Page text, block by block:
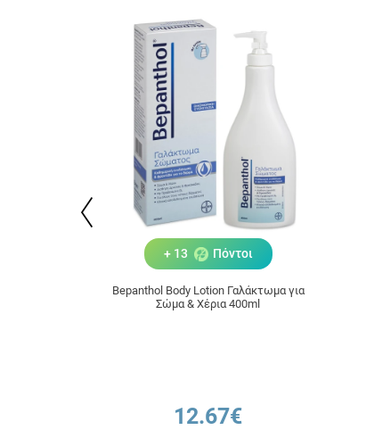
+ 13 Πόντοι
Bepanthol Body Lotion Γαλάκτωμα για
Σώμα & Χέρια 400ml
12.67€